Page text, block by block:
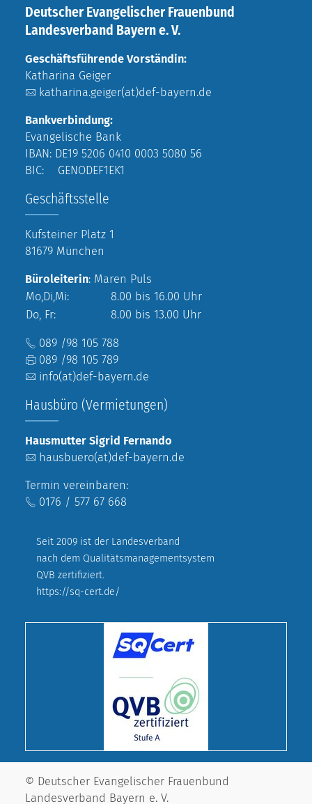
Deutscher Evangelischer Frauenbund
Landesverband Bayern e. V.
Geschäftsführende Vorständin:
Katharina Geiger
katharina.geiger(at)def-bayern.de
Bankverbindung:
Evangelische Bank
IBAN: DE19 5206 0410 0003 5080 56
BIC: GENODEF1EK1
Geschäftsstelle
Kufsteiner Platz 1
81679 München
Büroleiterin: Maren Puls
Mo,Di,Mi:
8.00 bis 16.00 Uhr
Do, Fr:
8.00 bis 13.00 Uhr
089 /98 105 788
089 /98 105 789
info(at)def-bayern.de
Hausbüro (Vermietungen)
Hausmutter Sigrid Fernando
hausbuero(at)def-bayern.de
Termin vereinbaren:
0176 / 577 67 668
Seit 2009 ist der Landesverband
nach dem Qualitätsmanagementsystem
QVB zertifiziert.
https://sq-cert.de/
© Deutscher Evangelischer Frauenbund
Landesverband Bayern e. V.